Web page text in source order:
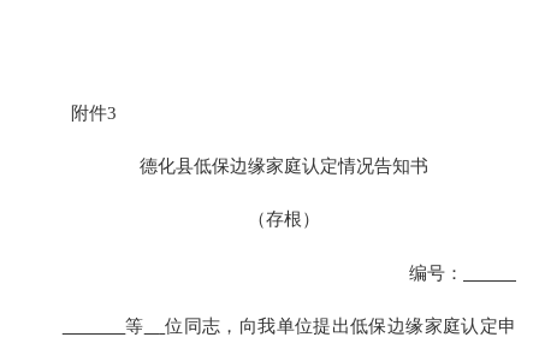
附件3
德化县低保边缘家庭认定情况告知书
（存根）
编号：
等 位同志，向我单位提出低保边缘家庭认定申